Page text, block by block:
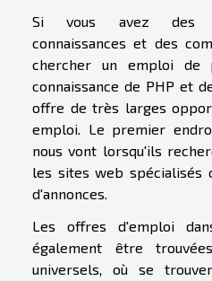
Si vous avez des
connaissances et des
chercher un emploi de
connaissance de PHP et
offre de très larges
emploi. Le premier
nous vont lorsqu'ils
les sites web spécialisés
d'annonces.
Les offres d'emploi
également être
universels, où se